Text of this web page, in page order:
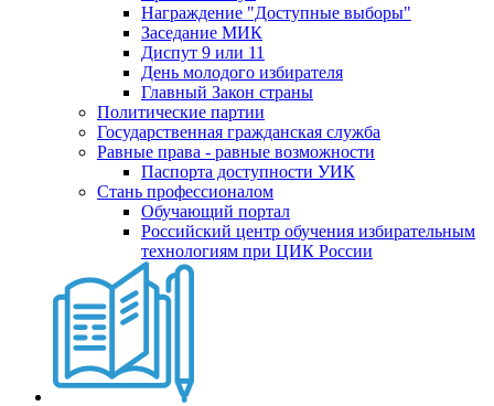
Награждение "Доступные выборы"
Заседание МИК
Диспут 9 или 11
День молодого избирателя
Главный Закон страны
Политические партии
Государственная гражданская служба
Равные права - равные возможности
Паспорта доступности УИК
Стань профессионалом
Обучающий портал
Российский центр обучения избирательным
технологиям при ЦИК России